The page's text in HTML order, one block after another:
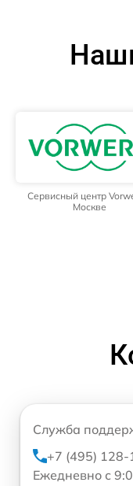
Сервисный центр
Москве
Служба
+7 (495)
Ежедневно с